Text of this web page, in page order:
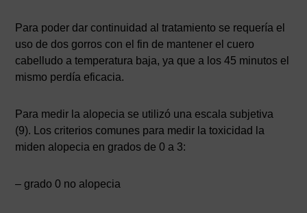
Para poder dar continuidad al tratamiento se requería el
uso de dos gorros con el fin de mantener el cuero
cabelludo a temperatura baja, ya que a los 45 minutos el
mismo perdía eficacia.
Para medir la alopecia se utilizó una escala subjetiva
(9). Los criterios comunes para medir la toxicidad la
miden alopecia en grados de 0 a 3:
– grado 0 no alopecia